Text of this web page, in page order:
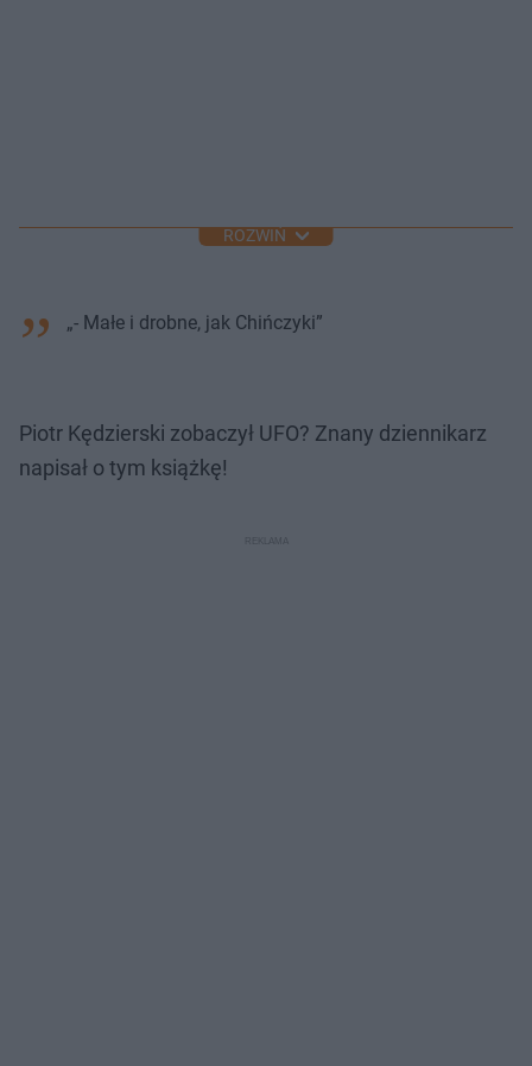
ROZWIŃ
„- Małe i drobne, jak Chińczyki”
Piotr Kędzierski zobaczył UFO? Znany dziennikarz
napisał o tym książkę!